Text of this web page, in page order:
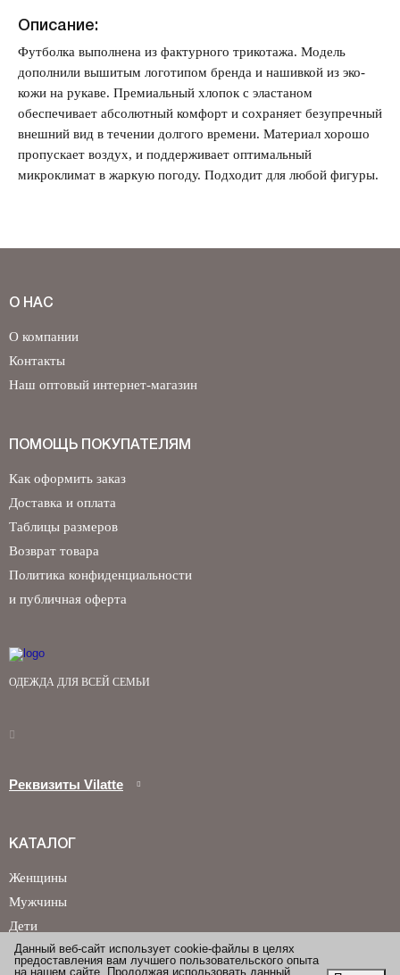
Забыли свой пароль?
Описание:
Футболка выполнена из фактурного трикотажа. Модель
дополнили вышитым логотипом бренда и нашивкой из эко-
кожи на рукаве. Премиальный хлопок с эластаном
обеспечивает абсолютный комфорт и сохраняет безупречный
внешний вид в течении долгого времени. Материал хорошо
пропускает воздух, и поддерживает оптимальный
микроклимат в жаркую погоду. Подходит для любой фигуры.
ОДЕЖДА ДЛЯ ВСЕЙ СЕМЬИ
Реквизиты Vilatte
О НАС
О компании
Контакты
Наш оптовый интернет-магазин
ПОМОЩЬ ПОКУПАТЕЛЯМ
Как оформить заказ
Доставка и оплата
Таблицы размеров
Возврат товара
Политика конфиденциальности
и публичная оферта
КАТАЛОГ
Женщины
Мужчины
Дети
Данный веб-сайт использует cookie-файлы в целях
предоставления вам лучшего пользовательского опыта
на нашем сайте. Продолжая использовать данный